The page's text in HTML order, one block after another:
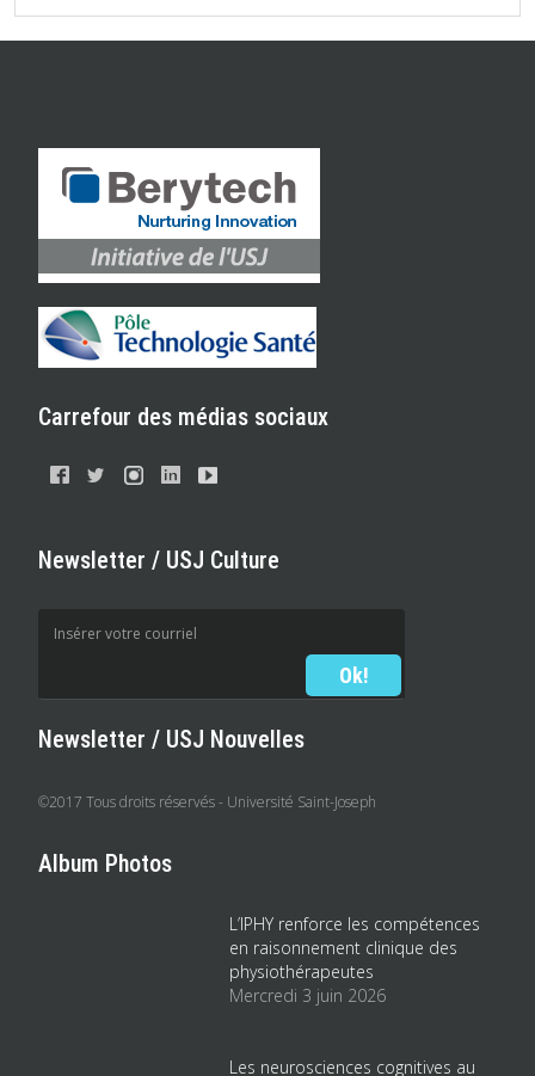
Carrefour des médias sociaux
Newsletter / USJ Culture
Newsletter / USJ Nouvelles
©2017 Tous droits réservés - Université Saint-Joseph
Album Photos
L’IPHY renforce les compétences
en raisonnement clinique des
physiothérapeutes
Mercredi 3 juin 2026
Les neurosciences cognitives au